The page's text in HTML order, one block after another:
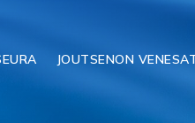
JOUTSENON